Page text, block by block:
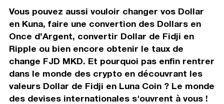
Vous pouvez aussi vouloir changer vos Dollar
en Kuna, faire une convertion des Dollars en
Once d’Argent, convertir Dollar de Fidji en
Ripple ou bien encore obtenir le taux de
change FJD MKD. Et pourquoi pas enfin rentrer
dans le monde des crypto en découvrant les
valeurs Dollar de Fidji en Luna Coin ? Le monde
des devises internationales s'ouvrent à vous !